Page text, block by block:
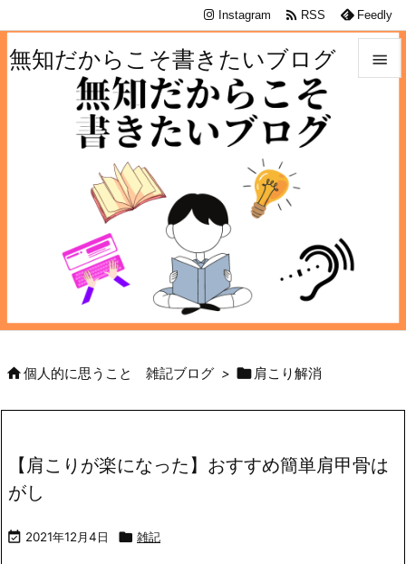
無知だからこそ書きたいブログ 
Instagram  RSS Feedly
個人的に思うこと 雑記ブログ > 肩こり解消
【肩こりが楽になった】おすすめ簡単肩甲骨は
がし
 2021年12月4日  雑記